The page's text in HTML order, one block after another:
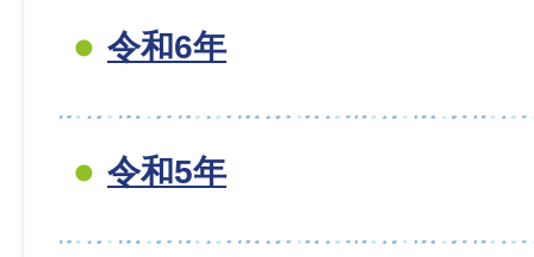
令和6年
令和5年